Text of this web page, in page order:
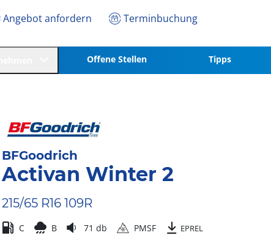
Angebot anfordern Terminbuchung
Offene Stellen Tipps
BFGoodrich
Activan Winter 2
215/65 R16 109R
C B 71 db PMSF EPREL